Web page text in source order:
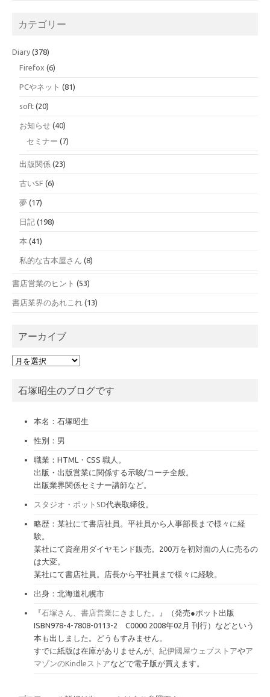
カテゴリー
Diary (378)
Firefox (6)
PCやネット (81)
soft (20)
お知らせ (40)
セミナー (7)
出版関係 (23)
古いSF (6)
夢 (17)
日記 (198)
本 (41)
私的な古本屋さん (8)
書店営業のヒント (53)
書店業界のあれこれ (13)
アーカイブ
ア
イ石塚昭生のブログです
本名：石塚昭生
性別：男
職業：HTML・CSS 職人。
出版・出版営業に関係する示唆/コーチ全般。
出版業界関係セミナー講師など。
スタジオ・ポットSD代表取締役。
略歴：某社にて書店社員。平社員から人事部長まで様々に経
験。
某社にて資産用ダイヤモンド販売。200万を初対面の人に売るの
は大変。
某社にて書店社員。店長から平社員まで様々に経験。
出身：北海道札幌市
『石塚さん、書店営業にきました。
』（発売●ポット出版
ISBN978-4-7808-0113-2 C0000 2008年02月 刊行）などという
本も出しました。どうもすみません。
すでに紙版は在庫がありませんが、 紀伊國屋ウェブストアやア
マゾンのKindleストアなどで電子版が買えます。